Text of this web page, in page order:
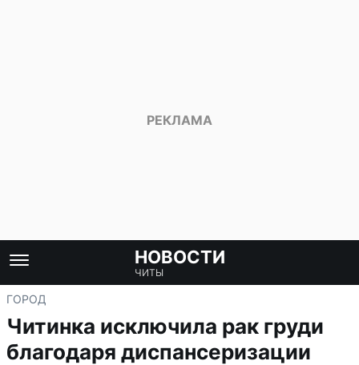
НОВОСТИ
ЧИТЫ
ГОРОД
Читинка исключила рак груди
благодаря диспансеризации